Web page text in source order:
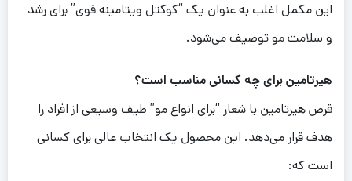
این مکمل اغلب به عنوان یک “کوکتل ویتامینه قوی” برای رشد
و سلامت مو توصیف می‌شود.
هیرتامینبرایچه کسانیمناسب است؟
قرص هیرتامین با شعار “برای انواع مو” طیف وسیعی از افراد را
هدف قرار می‌دهد. این محصول یک انتخاب عالی برای کسانی
است که: